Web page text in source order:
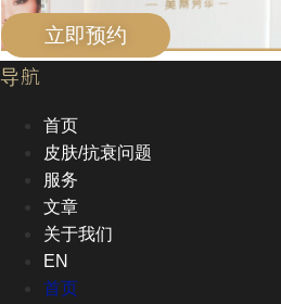
立即预约
导航
首页
皮肤/抗衰问题
服务
文章
关于我们
EN
首页